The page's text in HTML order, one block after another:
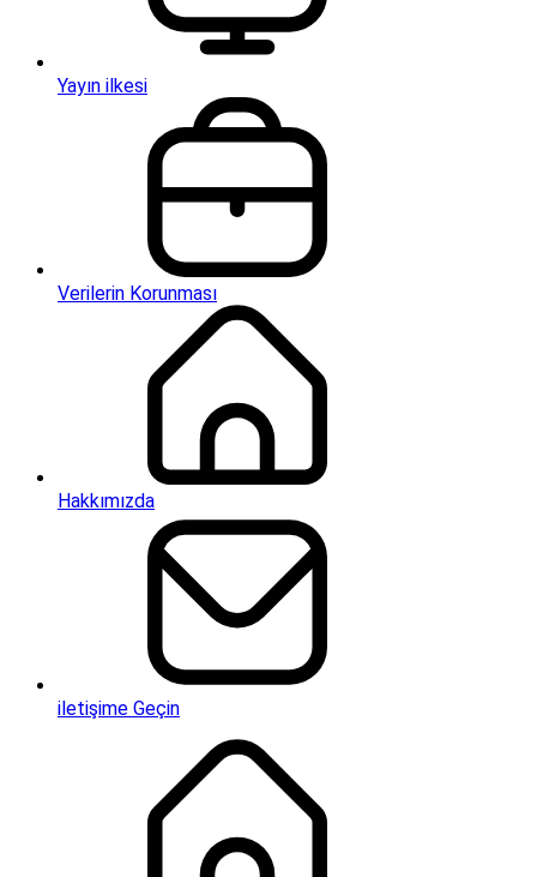
Yayın ilkesi
Verilerin Korunması
Hakkımızda
iletişime Geçin